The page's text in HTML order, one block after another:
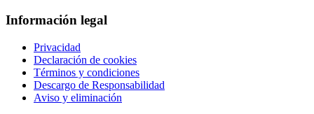
Información legal
Privacidad
Declaración de cookies
Términos y condiciones
Descargo de Responsabilidad
Aviso y eliminación